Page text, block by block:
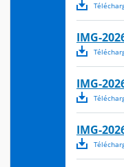
IMG-
IMG-
IMG-